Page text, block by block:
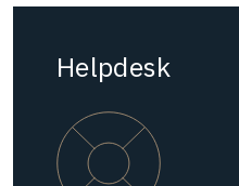
Helpdesk